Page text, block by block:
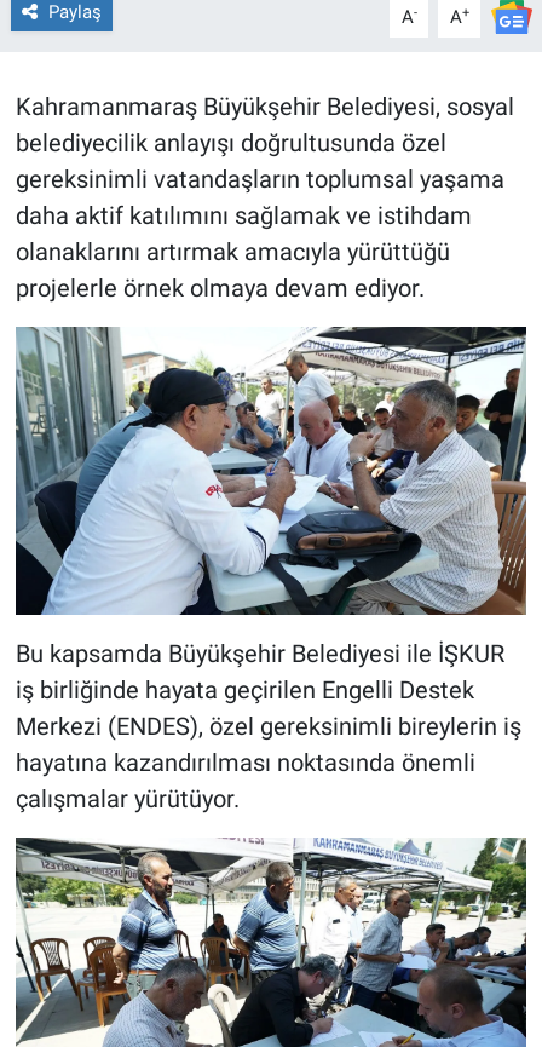
Paylaş A- A+
Kahramanmaraş Büyükşehir Belediyesi, sosyal
belediyecilik anlayışı doğrultusunda özel
gereksinimli vatandaşların toplumsal yaşama
daha aktif katılımını sağlamak ve istihdam
olanaklarını artırmak amacıyla yürüttüğü
projelerle örnek olmaya devam ediyor.
Bu kapsamda Büyükşehir Belediyesi ile İŞKUR
iş birliğinde hayata geçirilen Engelli Destek
Merkezi (ENDES), özel gereksinimli bireylerin iş
hayatına kazandırılması noktasında önemli
çalışmalar yürütüyor.
EĞİTİM
Güvenlik
Bölge